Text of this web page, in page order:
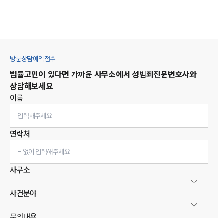
방문상담예약접수
법률고민이 있다면 가까운 사무소에서 성범죄전문변호사와
상담해보세요
이름
연락처
사무소
사건분야